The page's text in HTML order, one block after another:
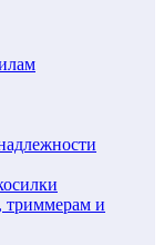
триммерам и